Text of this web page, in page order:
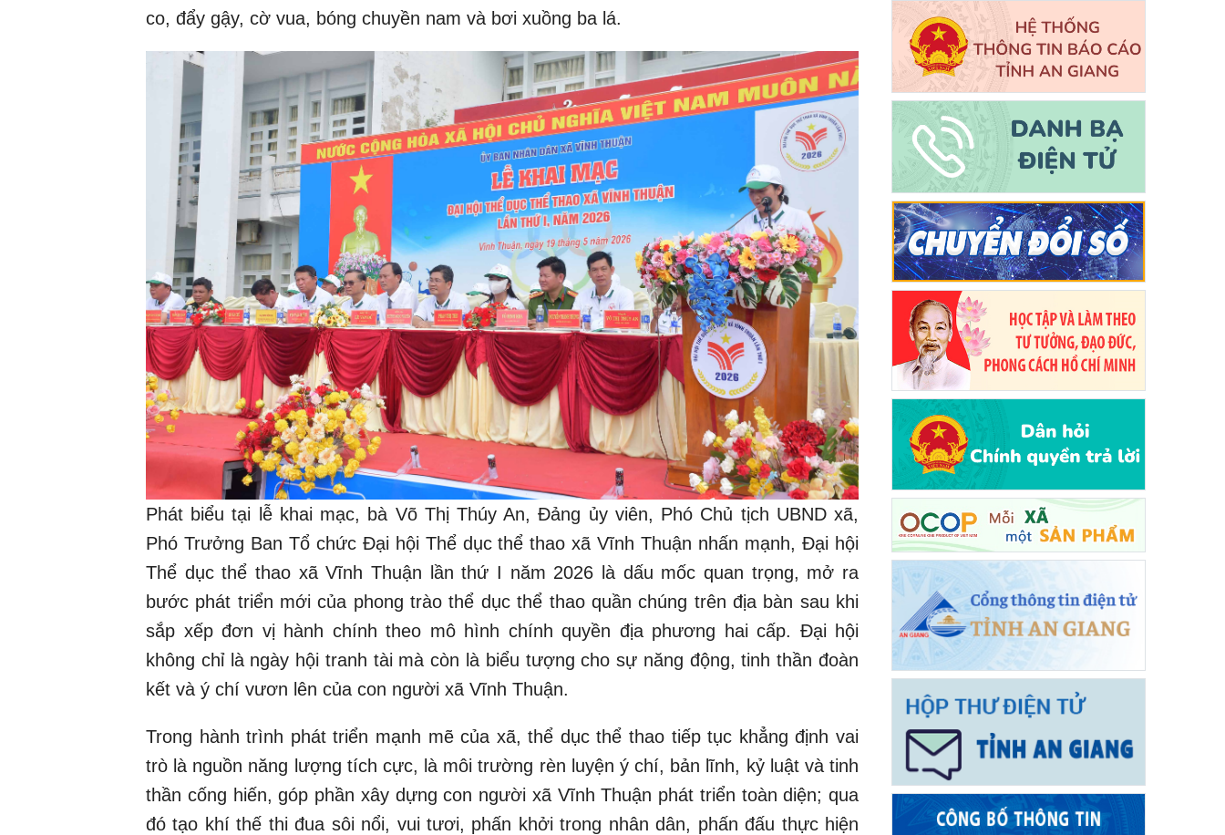
co, đẩy gậy, cờ vua, bóng chuyền nam và bơi xuồng ba lá.
Phát biểu tại lễ khai mạc, bà Võ Thị Thúy An, Đảng ủy viên, Phó Chủ tịch UBND xã,
Phó Trưởng Ban Tổ chức Đại hội Thể dục thể thao xã Vĩnh Thuận nhấn mạnh, Đại hội
Thể dục thể thao xã Vĩnh Thuận lần thứ I năm 2026 là dấu mốc quan trọng, mở ra
bước phát triển mới của phong trào thể dục thể thao quần chúng trên địa bàn sau khi
sắp xếp đơn vị hành chính theo mô hình chính quyền địa phương hai cấp. Đại hội
không chỉ là ngày hội tranh tài mà còn là biểu tượng cho sự năng động, tinh thần đoàn
kết và ý chí vươn lên của con người xã Vĩnh Thuận.
Trong hành trình phát triển mạnh mẽ của xã, thể dục thể thao tiếp tục khẳng định vai
trò là nguồn năng lượng tích cực, là môi trường rèn luyện ý chí, bản lĩnh, kỷ luật và tinh
thần cống hiến, góp phần xây dựng con người xã Vĩnh Thuận phát triển toàn diện; qua
đó tạo khí thế thi đua sôi nổi, vui tươi, phấn khởi trong nhân dân, phấn đấu thực hiện